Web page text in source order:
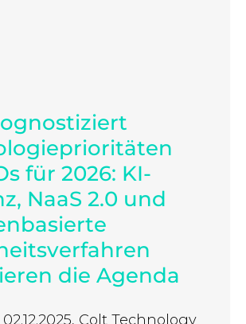
für 2026: KI-
NaaS 2.0 und
die Agenda
Colt Technology